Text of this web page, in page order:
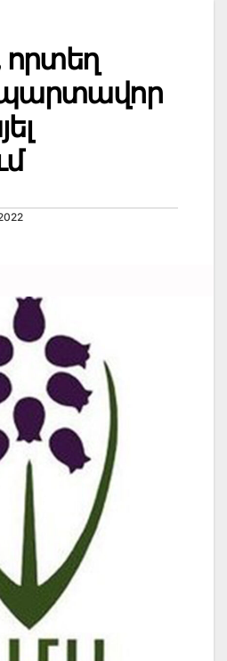
որտեղ